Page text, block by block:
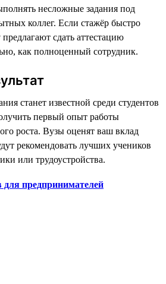
несложные задания под
коллег. Если стажёр быстро
сдать аттестацию
как полноценный сотрудник.
станет известной среди студентов
первый опыт работы
роста. Вузы оценят ваш вклад
рекомендовать лучших учеников
или трудоустройства.
предпринимателей